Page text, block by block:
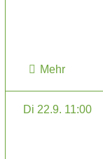
Mehr
Di 22.9. 11:00